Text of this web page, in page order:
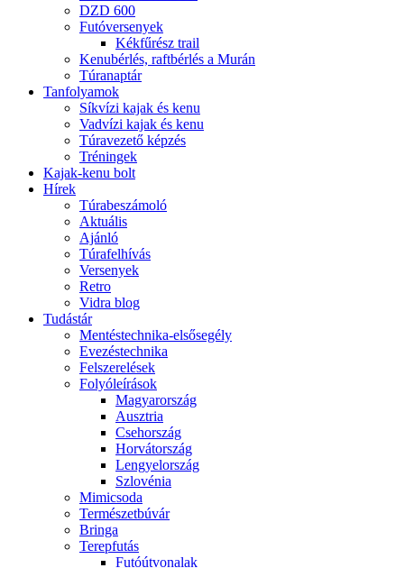
DZD 600
Futóversenyek
Kékfűrész trail
Kenubérlés, raftbérlés a Murán
Túranaptár
Tanfolyamok
Síkvízi kajak és kenu
Vadvízi kajak és kenu
Túravezető képzés
Tréningek
Kajak-kenu bolt
Hírek
Túrabeszámoló
Aktuális
Ajánló
Túrafelhívás
Versenyek
Retro
Vidra blog
Tudástár
Mentéstechnika-elsősegély
Evezéstechnika
Felszerelések
Folyóleírások
Magyarország
Ausztria
Csehország
Horvátország
Lengyelország
Szlovénia
Mimicsoda
Természetbúvár
Bringa
Terepfutás
Futóútvonalak